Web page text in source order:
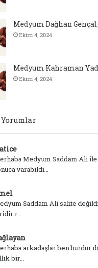
Medyum Dağhan
Ekim 4, 2024
Medyum Kahraman
Ekim 4, 2024
Medyum Saddam Ali
varabildi...
Saddam Ali sahte
r...
arkadaşlar ben burdur
bir...